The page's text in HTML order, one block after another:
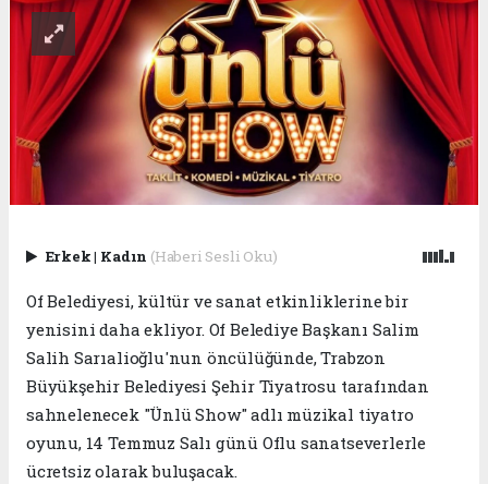
Erkek| Kadın (Haberi Sesli Oku)
Of Belediyesi, kültür ve sanat etkinliklerine bir
yenisini daha ekliyor. Of Belediye Başkanı Salim
Salih Sarıalioğlu'nun öncülüğünde, Trabzon
Büyükşehir Belediyesi Şehir Tiyatrosu tarafından
sahnelenecek "Ünlü Show" adlı müzikal tiyatro
oyunu, 14 Temmuz Salı günü Oflu sanatseverlerle
ücretsiz olarak buluşacak.